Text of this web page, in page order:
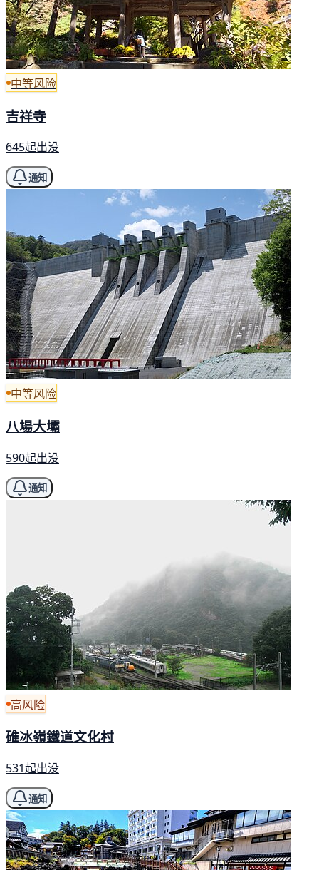
中等风险
吉祥寺
645起出没
通知
中等风险
八場大壩
590起出没
通知
高风险
碓冰嶺鐵道文化村
531起出没
通知